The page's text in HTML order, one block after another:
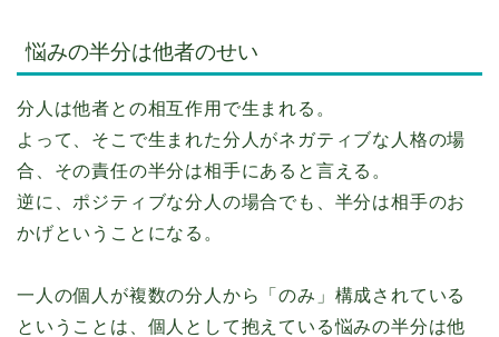
悩みの半分は他者のせい
分人は他者との相互作用で生まれる。
よって、そこで生まれた分人がネガティブな人格の場
合、その責任の半分は相手にあると言える。
逆に、ポジティブな分人の場合でも、半分は相手のお
かげということになる。
一人の個人が複数の分人から「のみ」構成されている
ということは、個人として抱えている悩みの半分は他